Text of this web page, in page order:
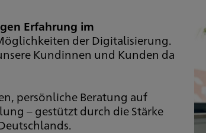
Erfahrung im
der Digitalisierung.
Kundinnen und Kunden da
persönliche Beratung auf
– gestützt durch die Stärke